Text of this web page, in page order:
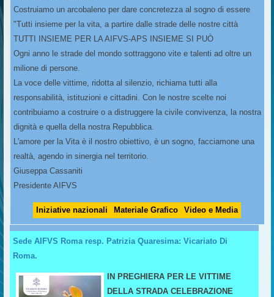
Costruiamo un arcobaleno per dare concretezza al sogno di essere
"Tutti insieme per la vita, a partire dalle strade delle nostre città
TUTTI INSIEME PER LA AIFVS-APS INSIEME SI PUÒ
Ogni anno le strade del mondo sottraggono vite e talenti ad oltre un
milione di persone.
La voce delle vittime, ridotta al silenzio, richiama tutti alla
responsabilità, istituzioni e cittadini. Con le nostre scelte noi
contribuiamo a costruire o a distruggere la civile convivenza, la nostra
dignità e quella della nostra Repubblica.
L'amore per la Vita è il nostro obiettivo, è un sogno, facciamone una
realtà, agendo in sinergia nel territorio.
Giuseppa Cassaniti
Presidente AIFVS
Iniziative nazionali Materiale Grafico Video e Media
Sede AIFVS Roma resp. Patrizia Quaresima: Vicariato Di
Roma.
IN PREGHIERA PER LE VITTIME
DELLA STRADA CELEBRAZIONE